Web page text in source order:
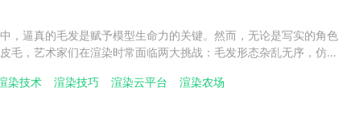
，逼真的毛发是赋予模型生命力的关键。然而，无论是写实的角色
毛，艺术家们在渲染时常面临两大挑战：毛发形态杂乱无序，仿佛
决毛发杂乱与渲染慢的难题。一、从源头控制形态：解决毛发杂乱
染技术 渲染技巧 渲染云平台 渲染农场